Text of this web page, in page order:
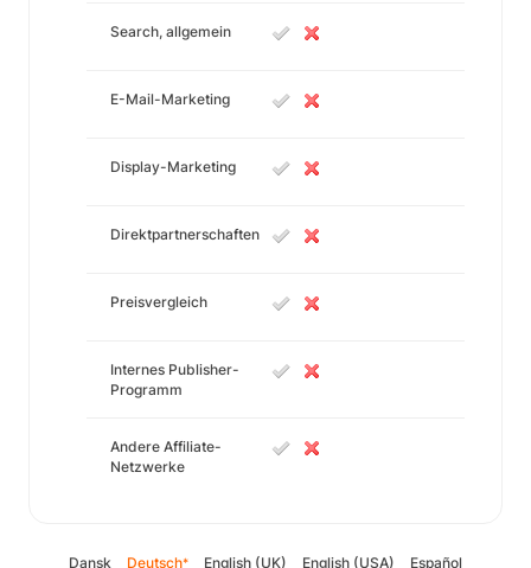
Search, allgemein
E-Mail-Marketing
Display-Marketing
Direktpartnerschaften
Preisvergleich
Internes Publisher-
Programm
Andere Affiliate-
Netzwerke
Dansk Deutsch* English (UK) English (USA) Español